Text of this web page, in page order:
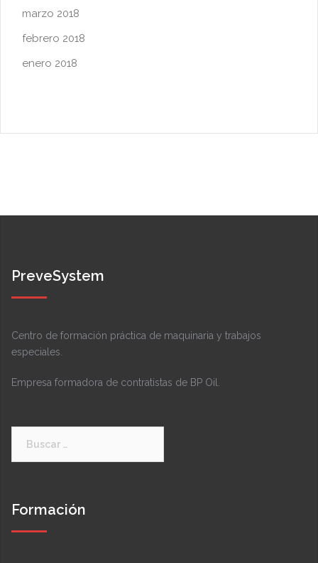
marzo 2018
febrero 2018
enero 2018
PreveSystem
Centro de formación práctica de maquinaria y trabajos
especiales.
Empresa formadora de contratistas de BP Oil.
Formación